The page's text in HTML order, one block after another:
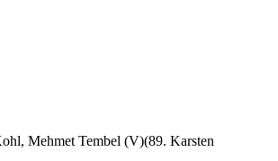
Mehmet Tembel (V)(89. Karsten